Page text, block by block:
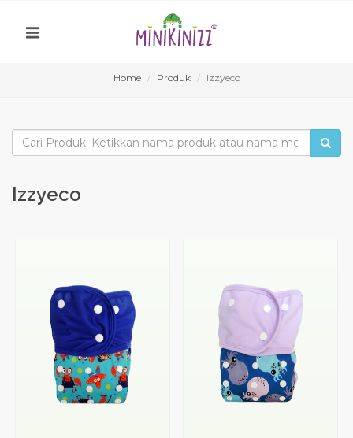
Home Produk Izzyeco
Izzyeco